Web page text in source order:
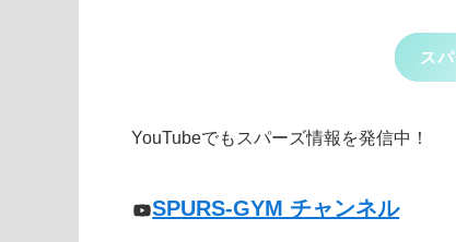
ス
YouTubeでもスパーズ情報を発信中！
SPURS-GYM チャンネル